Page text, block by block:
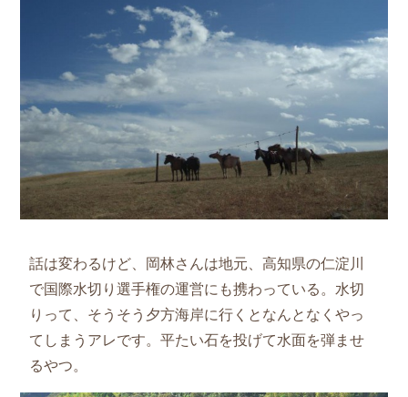
話は変わるけど、岡林さんは地元、高知県の仁淀川
で国際水切り選手権の運営にも携わっている。水切
りって、そうそう夕方海岸に行くとなんとなくやっ
てしまうアレです。平たい石を投げて水面を弾ませ
るやつ。